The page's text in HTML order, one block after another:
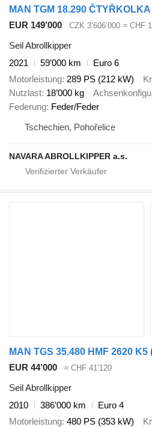
MAN TGM 18.290
EUR 149’000
CZK 3’606’000 ≈ CHF
Seil Abrollkipper
2021
59’000 km
Euro 6
Motorleistung 289 PS (212 kW)
Nutzlast 18’000 kg
Federung Feder/Feder
Tschechien, Pohořelice
NAVARA ABROLLKIPPER a.s.
EUR 44’000 ≈ CHF 41’120
Seil Abrollkipper
2010
386’000 km
Euro 4
Motorleistung 480 PS (353 kW)